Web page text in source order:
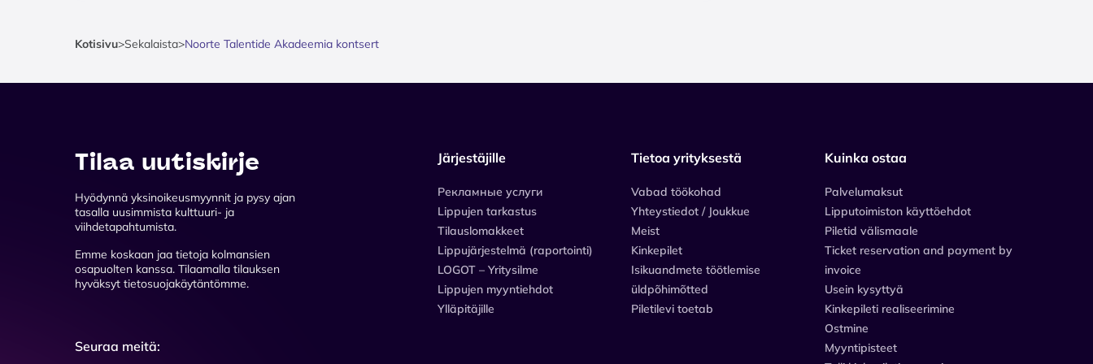
Kotisivu>Sekalaista>Noorte Talentide Akadeemia kontsert
Tilaa uutiskirje
Hyödynnä yksinoikeusmyynnit ja pysy ajan
tasalla uusimmista kulttuuri- ja
viihdetapahtumista.
Emme koskaan jaa tietoja kolmansien
osapuolten kanssa. Tilaamalla tilauksen
hyväksyt tietosuojakäytäntömme.
Seuraa meitä:
Järjestäjille
Рекламные услуги
Lippujen tarkastus
Tilauslomakkeet
Lippujärjestelmä (raportointi)
LOGOT – Yritysilme
Lippujen myyntiehdot
Ylläpitäjille
Tietoa yrityksestä
Vabad töökohad
Yhteystiedot / Joukkue
Meist
Kinkepilet
Isikuandmete töötlemise
üldpõhimõtted
Piletilevi toetab
Kuinka ostaa
Palvelumaksut
Lipputoimiston käyttöehdot
Piletid välismaale
Ticket reservation and payment by
invoice
Usein kysyttyä
Kinkepileti realiseerimine
Ostmine
Myyntipisteet